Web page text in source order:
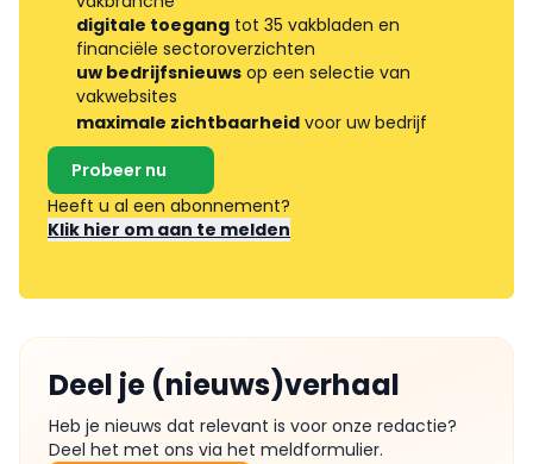
digitale toegang tot 35 vakbladen en
financiële sectoroverzichten
uw bedrijfsnieuws op een selectie van
vakwebsites
maximale zichtbaarheid voor uw bedrijf
Probeer nu
Heeft u al een abonnement?
Klik hier om aan te melden
Deel je (nieuws)verhaal
Heb je nieuws dat relevant is voor onze redactie?
Deel het met ons via het meldformulier.